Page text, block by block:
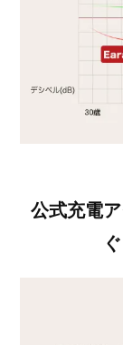
公式充電